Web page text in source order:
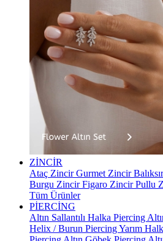
ZİNCİR
Ataç ZincirGurmet Zincir
Burgu ZincirFigaro ZincirPullu
Tüm Ürünler
PİERCİNG
Altın Sallantılı Halka Piercing
Helix / Burun PiercingYarım